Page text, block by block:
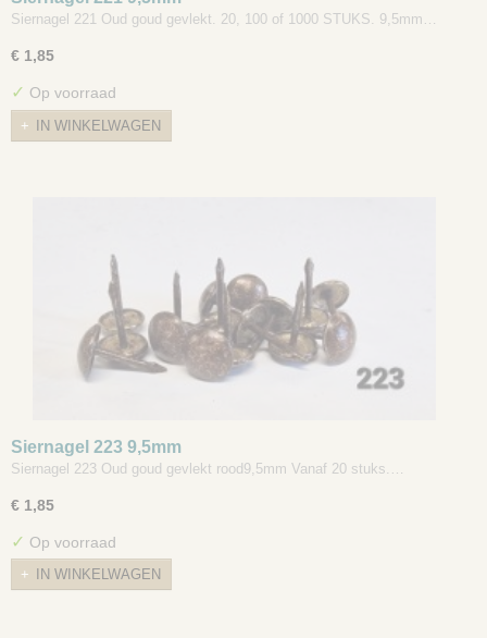
Siernagel 221 Oud goud gevlekt. 20, 100 of 1000 STUKS. 9,5mm…
€ 1,85
✓ Op voorraad
IN WINKELWAGEN
Siernagel 223 9,5mm
Siernagel 223 Oud goud gevlekt rood9,5mm Vanaf 20 stuks.…
€ 1,85
✓ Op voorraad
IN WINKELWAGEN